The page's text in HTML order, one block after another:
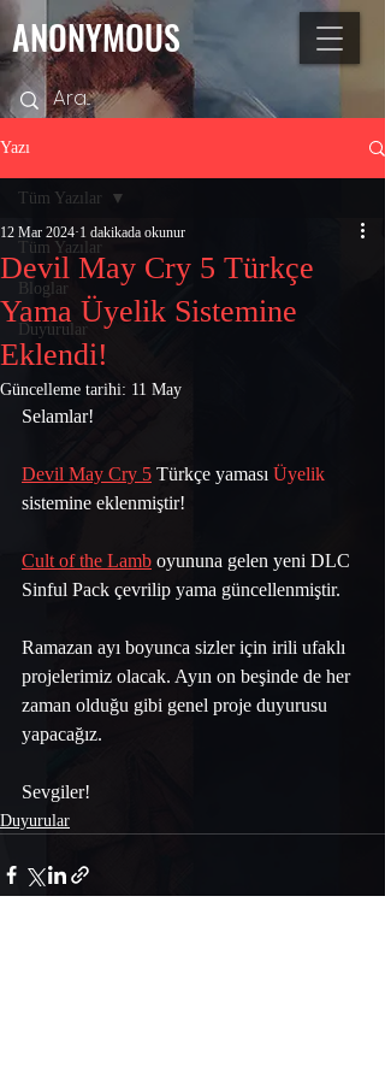
ANONYMOUS
Yazı
Tüm Yazılar
Bloglar
Duyurular
Tüm Yazılar
Devil May Cry 5 Türkçe
Yama Üyelik Sistemine
Eklendi!
12 Mar 2024 1 dakikada okunur
Güncelleme tarihi: 11 May
Selamlar!
Devil May Cry 5 Türkçe yaması Üyelik
sistemine eklenmiştir!
Cult of the Lamb oyununa gelen yeni DLC
Sinful Pack çevrilip yama güncellenmiştir.
Ramazan ayı boyunca sizler için irili ufaklı
projelerimiz olacak. Ayın on beşinde de her
zaman olduğu gibi genel proje duyurusu
yapacağız.
Sevgiler!
Duyurular